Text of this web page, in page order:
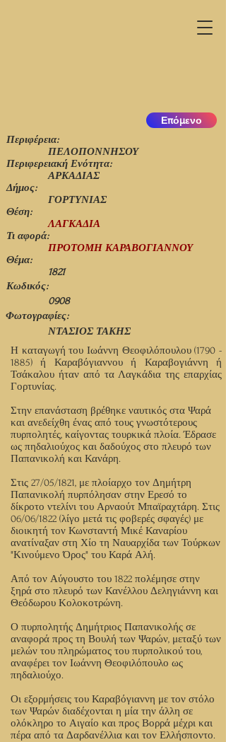
Περιφέρεια:
Η καταγωγή του Ιωάννη Θεοφιλόπουλου(1790 -
1885) ή Καραβόγιαννου ή Καραβογιάννη ή
Τσάκαλου ήταν από τα Λαγκάδια της επαρχίας
Γορτυνίας.
Στην επανάσταση βρέθηκε ναυτικός στα Ψαρά
και ανεδείχθη ένας από τους γνωστότερους
πυρπολητές, καίγοντας τουρκικά πλοία. Έδρασε
ως πηδαλιούχος και δαδούχος στο πλευρό των
Παπανικολή και Κανάρη.
Στις 27/05/1821, με πλοίαρχο τον Δημήτρη
Παπανικολή πυρπόλησαν στην Ερεσό το
δίκροτο ντελίνι του Αρναούτ Μπαϊραχτάρη. Στις
06/06/1822 (λίγο μετά τις φοβερές σφαγές) με
διοικητή τον Κωνσταντή Μικέ Καναρίου
ανατίναξαν στη Χίο τη Ναυαρχίδα των Τούρκων
"Κινούμενο Όρος" του Καρά Αλή.
Από τον Αύγουστο του 1822 πολέμησε στην
ξηρά στο πλευρό των Κανέλλου Δεληγιάννη και
Θεόδωρου Κολοκοτρώνη.
Ο πυρπολητής Δημήτριος Παπανικολής σε
αναφορά προς τη Βουλή των Ψαρών, μεταξύ των
μελών του πληρώματος του πυρπολικού του,
αναφέρει τον Ιωάννη Θεοφιλόπουλο ως
πηδαλιούχο.
Οι εξορμήσεις του Καραβόγιαννη με τον στόλο
των Ψαρών διαδέχονται η μία την άλλη σε
ολόκληρο το Αιγαίο και προς Βορρά μέχρι και
πέρα από τα Δαρδανέλλια και τον Ελλήσποντο.
ΑΡΚΑΔΙΑΣ
ΠΕΛΟΠΟΝΝΗΣΟΥ
Περιφερειακή Ενότητα:
ΓΟΡΤΥΝΙΑΣ
Δήμος:
Θέση:
ΛΑΓΚΑΔΙΑ
Τι αφορά:
ΠΡΟΤΟΜΗ ΚΑΡΑΒΟΓΙΑΝΝΟΥ
Θέμα:
1821
Φωτογραφίες:
ΝΤΑΣΙΟΣ ΤΑΚΗΣ
Κωδικός:
0908
Επόμενο